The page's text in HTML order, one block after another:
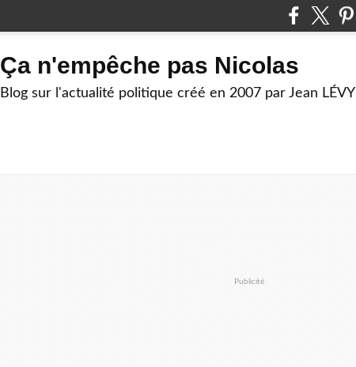
Ça n'empêche pas Nicolas
Blog sur l'actualité politique créé en 2007 par Jean LÉVY
Publicité